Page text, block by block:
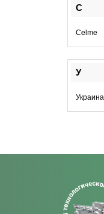
С
Сelme
У
Украина